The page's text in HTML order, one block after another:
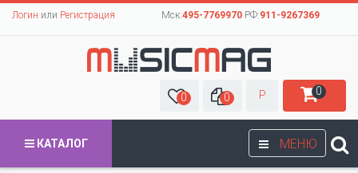
Логин или Регистрация Мск:495-7769970РФ:911-9267369
0 0 Р 0
МЕНЮ
КАТАЛОГ